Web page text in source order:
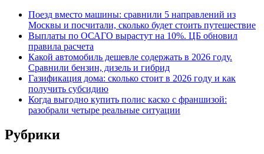
Поезд вместо машины: сравнили 5 направлений из
Москвы и посчитали, сколько будет стоить путешествие
Выплаты по ОСАГО вырастут на 10%. ЦБ обновил
правила расчета
Какой автомобиль дешевле содержать в 2026 году.
Сравнили бензин, дизель и гибрид
Газификация дома: сколько стоит в 2026 году и как
получить субсидию
Когда выгодно купить полис каско с франшизой:
разобрали четыре реальные ситуации
Рубрики